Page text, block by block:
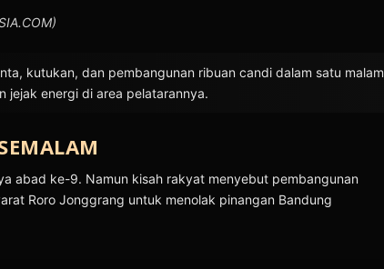
kutukan, dan pembangunan ribuan candi dalam satu malam
jejak energi di area pelatarannya.
abad ke-9. Namun kisah rakyat menyebut pembangunan
Roro Jonggrang untuk menolak pinangan Bandung